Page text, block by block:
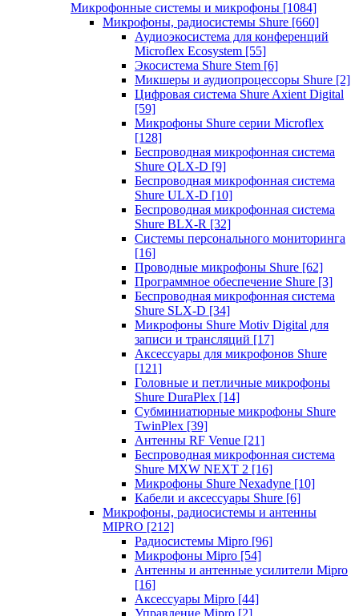
Микрофонные системы и микрофоны [1084]
Микрофоны, радиосистемы Shure [660]
Аудиоэкосистема для конференций
Microflex Ecosystem [55]
Экосистема Shure Stem [6]
Микшеры и аудиопроцессоры Shure [2]
Цифровая система Shure Axient Digital
[59]
Микрофоны Shure серии Microflex
[128]
Беспроводная микрофонная система
Shure QLX-D [9]
Беспроводная микрофонная система
Shure ULX-D [10]
Беспроводная микрофонная система
Shure BLX-R [32]
Системы персонального мониторинга
[16]
Проводные микрофоны Shure [62]
Программное обеспечение Shure [3]
Беспроводная микрофонная система
Shure SLX-D [34]
Микрофоны Shure Motiv Digital для
записи и трансляций [17]
Аксессуары для микрофонов Shure
[121]
Головные и петличные микрофоны
Shure DuraPlex [14]
Субминиатюрные микрофоны Shure
TwinPlex [39]
Антенны RF Venue [21]
Беспроводная микрофонная система
Shure MXW NEXT 2 [16]
Микрофоны Shure Nexadyne [10]
Кабели и аксессуары Shure [6]
Микрофоны, радиосистемы и антенны
MIPRO [212]
Радиосистемы Mipro [96]
Микрофоны Mipro [54]
Антенны и антенные усилители Mipro
[16]
Аксессуары Mipro [44]
Управление Mipro [2]